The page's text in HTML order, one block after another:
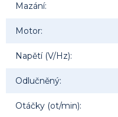
Mazání:
Motor:
Napětí (V/Hz):
Odlučněný:
Otáčky (ot/min):